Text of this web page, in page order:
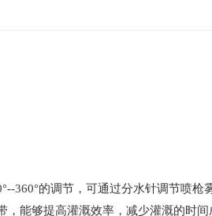
360°的调节，可通过分水针调节喷
，能够提高灌溉效率，减少灌溉的时间